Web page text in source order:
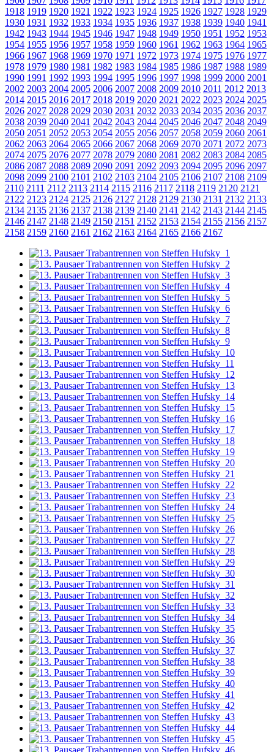
1918 1919 1920 1921 1922 1923 1924 1925 1926 1927 1928 1929
1930 1931 1932 1933 1934 1935 1936 1937 1938 1939 1940 1941
1942 1943 1944 1945 1946 1947 1948 1949 1950 1951 1952 1953
1954 1955 1956 1957 1958 1959 1960 1961 1962 1963 1964 1965
1966 1967 1968 1969 1970 1971 1972 1973 1974 1975 1976 1977
1978 1979 1980 1981 1982 1983 1984 1985 1986 1987 1988 1989
1990 1991 1992 1993 1994 1995 1996 1997 1998 1999 2000 2001
2002 2003 2004 2005 2006 2007 2008 2009 2010 2011 2012 2013
2014 2015 2016 2017 2018 2019 2020 2021 2022 2023 2024 2025
2026 2027 2028 2029 2030 2031 2032 2033 2034 2035 2036 2037
2038 2039 2040 2041 2042 2043 2044 2045 2046 2047 2048 2049
2050 2051 2052 2053 2054 2055 2056 2057 2058 2059 2060 2061
2062 2063 2064 2065 2066 2067 2068 2069 2070 2071 2072 2073
2074 2075 2076 2077 2078 2079 2080 2081 2082 2083 2084 2085
2086 2087 2088 2089 2090 2091 2092 2093 2094 2095 2096 2097
2098 2099 2100 2101 2102 2103 2104 2105 2106 2107 2108 2109
2110 2111 2112 2113 2114 2115 2116 2117 2118 2119 2120 2121
2122 2123 2124 2125 2126 2127 2128 2129 2130 2131 2132 2133
2134 2135 2136 2137 2138 2139 2140 2141 2142 2143 2144 2145
2146 2147 2148 2149 2150 2151 2152 2153 2154 2155 2156 2157
2158 2159 2160 2161 2162 2163 2164 2165 2166 2167